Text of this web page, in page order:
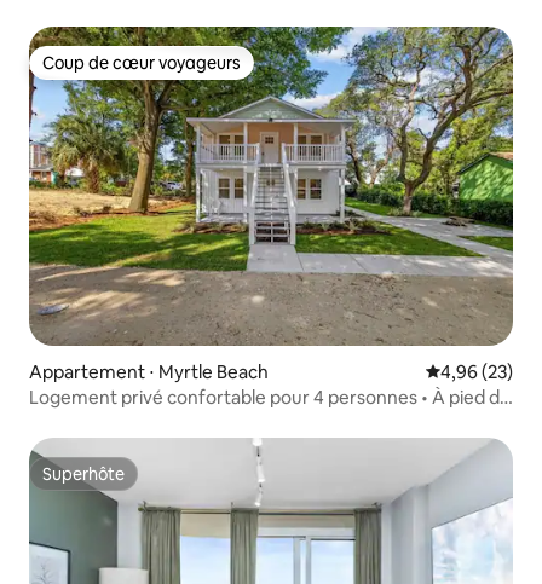
Coup de cœur voyageurs
Coup de cœur voyageurs
Appartement ⋅ Myrtle Beach Évaluation
4,96 (23)
Logement privé confortable pour 4 personnes • À pied de
Superhôte
Superhôte